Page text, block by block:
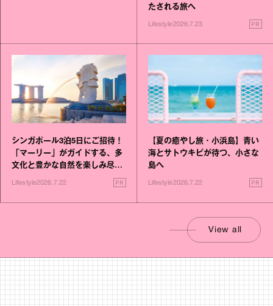
たされる旅へ
Lifestyle2026.7.23 PR
シンガポール3泊5日にご招待！
「マーリー」がガイドする、多
文化と豊かな自然を楽しみ尽く
Lifestyle2026.7.22 PR
【夏の癒やし旅・小浜島】青い
海とサトウキビが待つ、小さな
島へ
Lifestyle2026.7.22 PR
View all